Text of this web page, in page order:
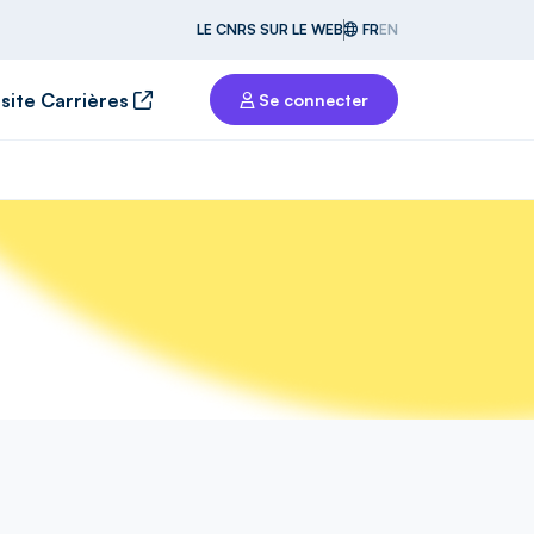
LE CNRS SUR LE WEB FREN
Carrières Se connecter